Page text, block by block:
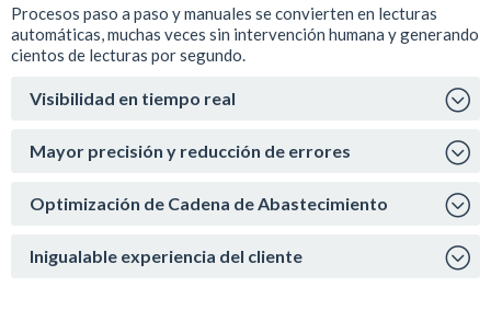
Procesos paso a paso y manuales se convierten en lecturas
automáticas, muchas veces sin intervención humana y generando
cientos de lecturas por segundo.
Visibilidad en tiempo real
Mayor precisión y reducción de errores
Optimización de Cadena de Abastecimiento
Inigualable experiencia del cliente